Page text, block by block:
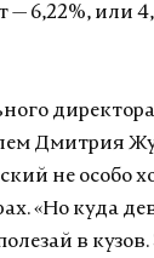
— 6,22%, или
Дмитрия
не особо
«Но куда
в